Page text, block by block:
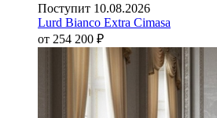
Поступит 10.08.2026
Lurd Bianco Extra Cimasa
от 254 200 ₽